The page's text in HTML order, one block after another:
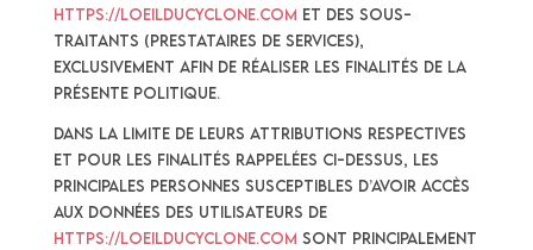
https://loeilducyclone.com et des sous-
traitants (prestataires de services),
exclusivement afin de réaliser les finalités de la
présente politique.
Dans la limite de leurs attributions respectives
et pour les finalités rappelées ci-dessus, les
principales personnes susceptibles d’avoir accès
aux données des Utilisateurs de
https://loeilducyclone.com sont principalement